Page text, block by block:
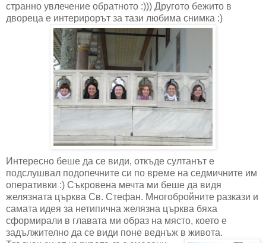
странно увлечение обратното :))) Другото бежито в
двореца е интерирорът за тази любима снимка :)
Интересно беше да се види, откъде султанът е
подслушвал подопечните си по време на седмичните им
оперативки :) Съкровена мечта ми беше да видя
желязната църква Св. Стефан. Многобройните разкази и
самата идея за нетипична желязна църква бяха
сформирали в главата ми образ на място, което е
задължително да се види поне веднъж в живота.